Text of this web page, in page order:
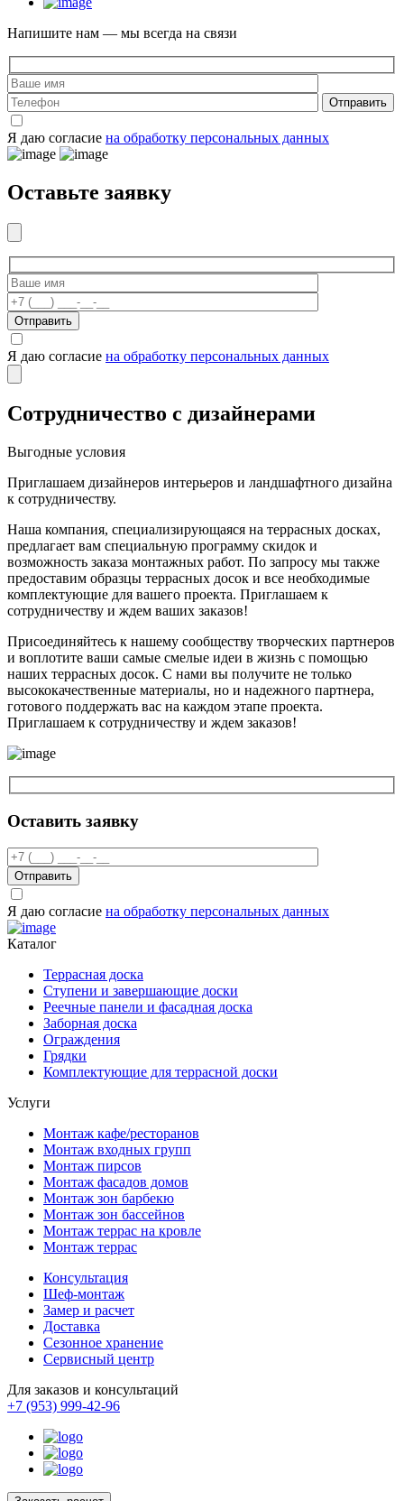
Напишите нам — мы всегда на связи
Отправить
Я даю согласие на обработку персональных данных
Оставьте заявку
Отправить
Я даю согласие на обработку персональных данных
Сотрудничество с дизайнерами
Выгодные условия
Приглашаем дизайнеров интерьеров и ландшафтного дизайна
к сотрудничеству.
Наша компания, специализирующаяся на террасных досках,
предлагает вам специальную программу скидок и
возможность заказа монтажных работ. По запросу мы также
предоставим образцы террасных досок и все необходимые
комплектующие для вашего проекта. Приглашаем к
сотрудничеству и ждем ваших заказов!
Присоединяйтесь к нашему сообществу творческих партнеров
и воплотите ваши самые смелые идеи в жизнь с помощью
наших террасных досок. С нами вы получите не только
высококачественные материалы, но и надежного партнера,
готового поддержать вас на каждом этапе проекта.
Приглашаем к сотрудничеству и ждем заказов!
Оставить заявку
Отправить
Я даю согласие на обработку персональных данных
Каталог
Террасная доска
Ступени и завершающие доски
Реечные панели и фасадная доска
Заборная доска
Ограждения
Грядки
Комплектующие для террасной доски
Услуги
Монтаж кафе/ресторанов
Монтаж входных групп
Монтаж пирсов
Монтаж фасадов домов
Монтаж зон барбекю
Монтаж зон бассейнов
Монтаж террас на кровле
Монтаж террас
Консультация
Шеф-монтаж
Замер и расчет
Доставка
Сезонное хранение
Сервисный центр
Для заказов и консультаций
+7 (953) 999-42-96